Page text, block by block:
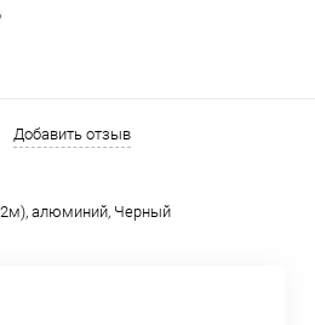
Добавить отзыв
алюминий, Черный